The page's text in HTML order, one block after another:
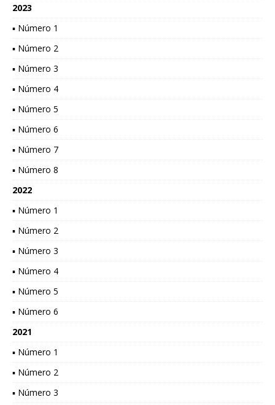
2023
▪ Número 1
▪ Número 2
▪ Número 3
▪ Número 4
▪ Número 5
▪ Número 6
▪ Número 7
▪ Número 8
2022
▪ Número 1
▪ Número 2
▪ Número 3
▪ Número 4
▪ Número 5
▪ Número 6
2021
▪ Número 1
▪ Número 2
▪ Número 3